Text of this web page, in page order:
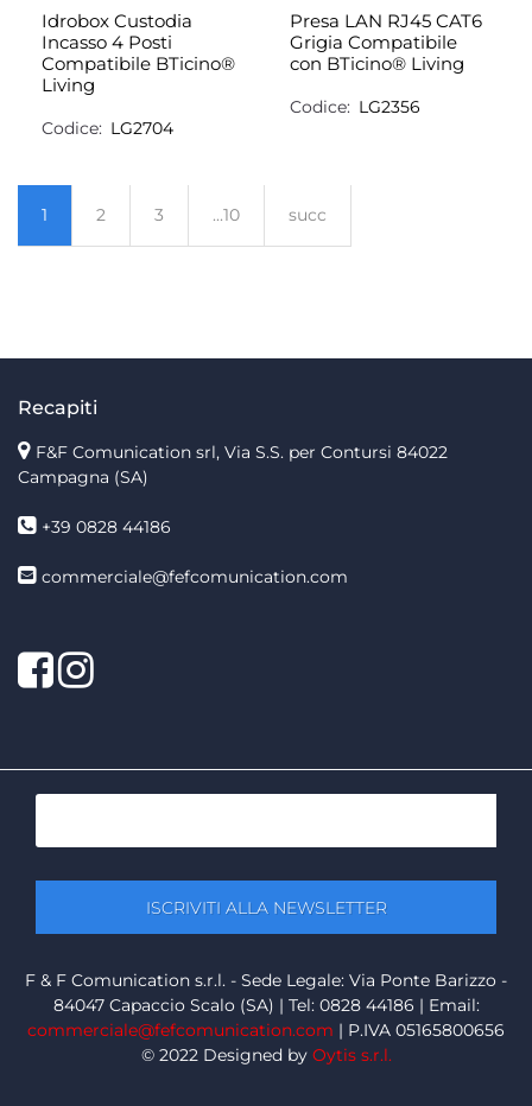
Idrobox Custodia
Incasso 4 Posti
Compatibile BTicino®
Living
Codice: LG2704
Presa LAN RJ45 CAT6
Grigia Compatibile
con BTicino® Living
Codice: LG2356
1 2 3 ...10 succ
Recapiti
F&F Comunication srl, Via S.S. per Contursi 84022
Campagna (SA)
+39 0828 44186
commerciale@fefcomunication.com
Facebook
Twitter
F & F Comunication s.r.l. - Sede Legale: Via Ponte Barizzo -
84047 Capaccio Scalo (SA) | Tel: 0828 44186 | Email:
commerciale@fefcomunication.com | P.IVA 05165800656
© 2022 Designed by Oytis s.r.l.